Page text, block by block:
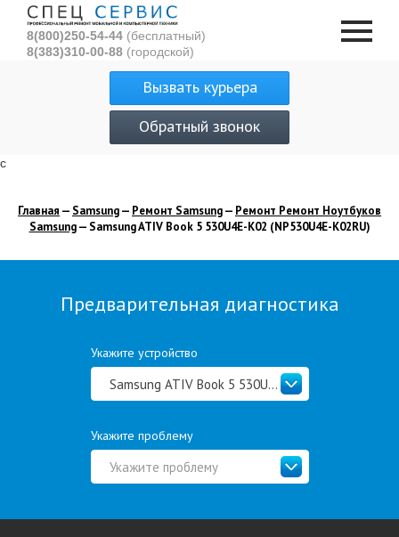
с
8(800)250-54-44 (бесплатный)
8(383)310-00-88 (городской)
Вызвать курьера
Обратный звонок
Главная — Samsung— Ремонт Samsung— Ремонт Ремонт Ноутбуков
Samsung— Samsung ATIV Book 5 530U4E-K02 (NP530U4E-K02RU)
Предварительная диагностика
Укажите устройство
Samsung ATIV Book 5 530U4E-K02 (NP530U4E-K02RU)
Укажите проблему
Укажите проблему